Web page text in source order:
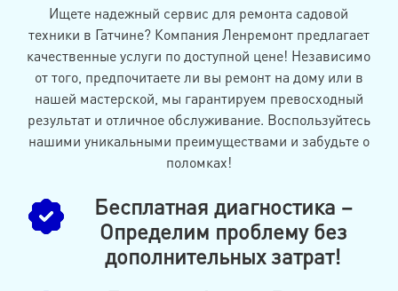
Ищете надежный сервис для ремонта садовой
техники в Гатчине? Компания Ленремонт предлагает
качественные услуги по доступной цене! Независимо
от того, предпочитаете ли вы ремонт на дому или в
нашей мастерской, мы гарантируем превосходный
результат и отличное обслуживание. Воспользуйтесь
нашими уникальными преимуществами и забудьте о
поломках!
Бесплатная диагностика –
Определим проблему без
дополнительных затрат!